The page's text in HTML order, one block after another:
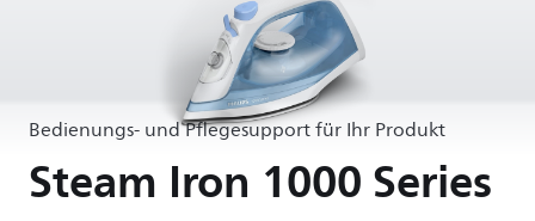
Bedienungs- und Pflegesupport für Ihr Produkt
Steam Iron 1000 Series